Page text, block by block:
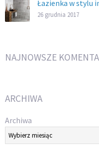
Łazienka w stylu
26 grudnia 2017
NAJNOWSZE
ARCHIWA
Archiwa